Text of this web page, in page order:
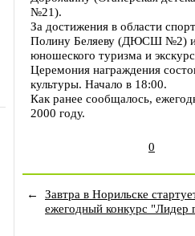
№21).
За достижения в области
Полину Беляеву (ДЮСШ №2) и
юношеского туризма и
Церемония награждения
культуры. Начало в 18:00.
Как ранее сообщалось,
2000 году.
0
←
Завтра в Норильске
ежегодный конкурс "Лидер